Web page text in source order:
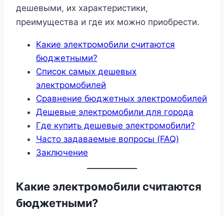
дешевыми, их характеристики,
преимущества и где их можно приобрести.
Какие электромобили считаются
бюджетными?
Список самых дешевых
электромобилей
Сравнение бюджетных электромобилей
Дешевые электромобили для города
Где купить дешевые электромобили?
Часто задаваемые вопросы (FAQ)
Заключение
Какие электромобили считаются
бюджетными?